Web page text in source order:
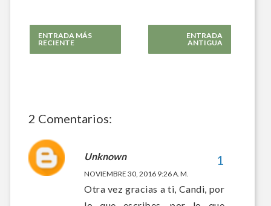
ENTRADA MÁS
RECIENTE
ENTRADA
ANTIGUA
2 Comentarios:
Unknown
NOVIEMBRE 30, 2016 9:26 A. M.
Otra vez gracias a ti, Candi, por